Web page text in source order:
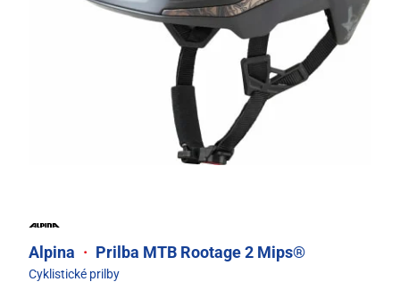
Alpina · Prilba MTB Rootage 2 Mips®
Cyklistické prilby